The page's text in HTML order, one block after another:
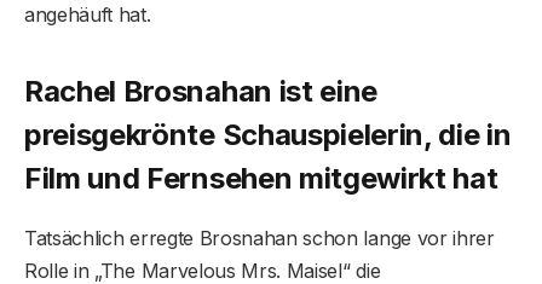
angehäuft hat.
Rachel Brosnahan ist eine
preisgekrönte Schauspielerin, die in
Film und Fernsehen mitgewirkt hat
Tatsächlich erregte Brosnahan schon lange vor ihrer
Rolle in „The Marvelous Mrs. Maisel“ die